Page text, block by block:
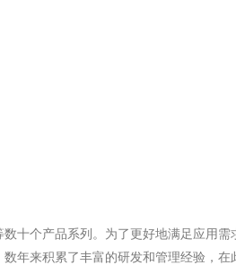
十个产品系列。为了更好地满足应用需
年来积累了丰富的研发和管理经验，在